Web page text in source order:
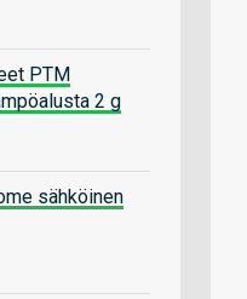
PTM
2 g
sähköinen